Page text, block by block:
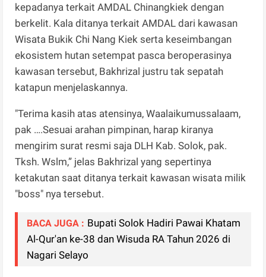
kepadanya terkait AMDAL Chinangkiek dengan
berkelit. Kala ditanya terkait AMDAL dari kawasan
Wisata Bukik Chi Nang Kiek serta keseimbangan
ekosistem hutan setempat pasca beroperasinya
kawasan tersebut, Bakhrizal justru tak sepatah
katapun menjelaskannya.
"Terima kasih atas atensinya, Waalaikumussalaam,
pak ….Sesuai arahan pimpinan, harap kiranya
mengirim surat resmi saja DLH Kab. Solok, pak.
Tksh. Wslm,” jelas Bakhrizal yang sepertinya
ketakutan saat ditanya terkait kawasan wisata milik
"boss" nya tersebut.
BACA JUGA : Bupati Solok Hadiri Pawai Khatam
Al-Qur'an ke-38 dan Wisuda RA Tahun 2026 di
Nagari Selayo